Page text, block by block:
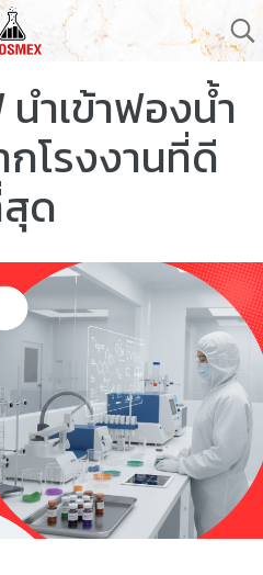
ำเข้าฟองน้ำ
โรงงานที่ดี
ด